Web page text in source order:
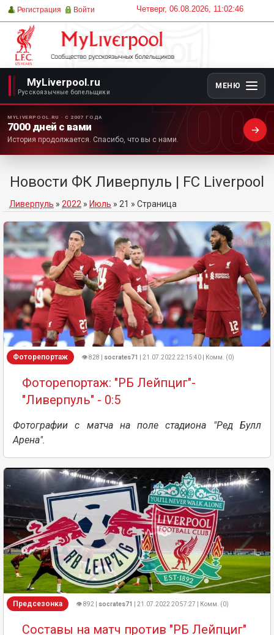
Четверг, 06.08.2026, 11:02:46
Регистрация Войти
MyLiverpool.ru
Русскоязычные болельщики
МЕНЮ
MYLIVERPOOL.RU · С 2007 ГОДА
7000 дней с вами
История продолжается. Спасибо, что вы с нами.
Новости ФК Ливерпуль | FC Liverpool
Ливерпуль » 2022 » Июль » 21 » Страница
Фоторепортаж 👁 828 | socrates71 | 21.07.2022 22:15:40 | Комм. (0)
Фоторепортаж: "РБ Лейпциг"-
"Ливерпуль" - 0:5
Фотографии с матча на поле стадиона "Ред Булл
Арена".
Предсезонка 👁 892 | socrates71 | 21.07.2022 20:57:27 | Комм. (0)
Составы на матч против "РБ Лейпциг"